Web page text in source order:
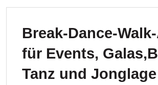
Break-Dance-
für Events,
Tanz und Jonglage